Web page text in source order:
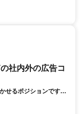
社内外の広告コ
せるポジションです。